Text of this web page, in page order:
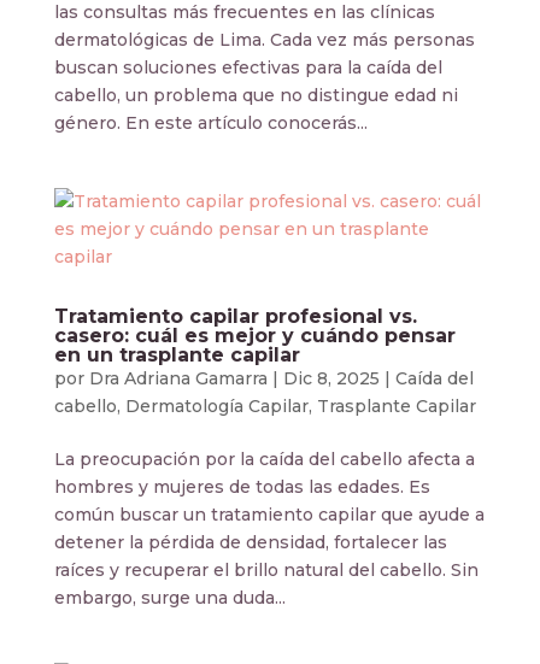
las consultas más frecuentes en las clínicas
dermatológicas de Lima. Cada vez más personas
buscan soluciones efectivas para la caída del
cabello, un problema que no distingue edad ni
género. En este artículo conocerás...
Tratamiento capilar profesional vs.
casero: cuál es mejor y cuándo pensar
en un trasplante capilar
por Dra Adriana Gamarra | Dic 8, 2025 | Caída del
cabello, Dermatología Capilar, Trasplante Capilar
La preocupación por la caída del cabello afecta a
hombres y mujeres de todas las edades. Es
común buscar un tratamiento capilar que ayude a
detener la pérdida de densidad, fortalecer las
raíces y recuperar el brillo natural del cabello. Sin
embargo, surge una duda...